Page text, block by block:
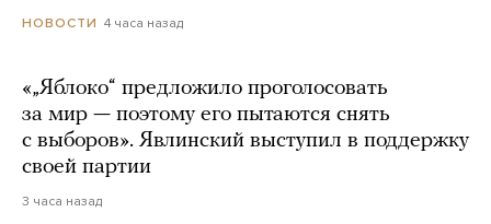
НОВОСТИ 4 часа назад
«„Яблоко“ предложило проголосовать
за мир — поэтому его пытаются снять
с выборов». Явлинский выступил в поддержку
своей партии
3 часа назад